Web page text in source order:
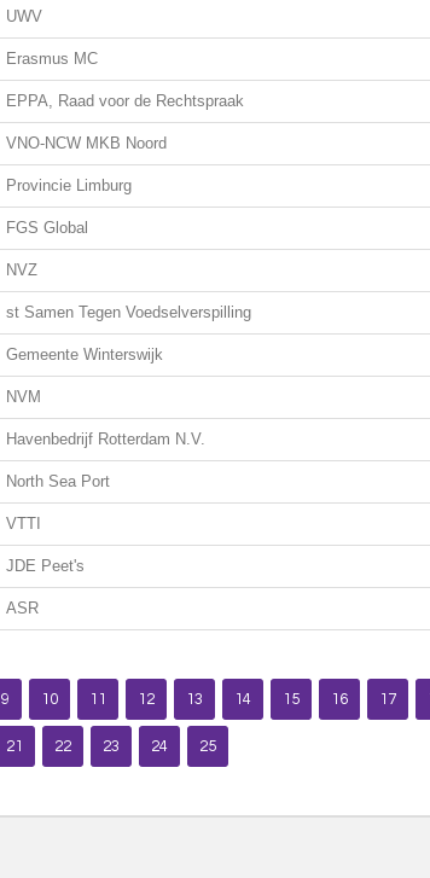
UWV
Erasmus MC
EPPA, Raad voor de Rechtspraak
VNO-NCW MKB Noord
Provincie Limburg
FGS Global
NVZ
st Samen Tegen Voedselverspilling
Gemeente Winterswijk
NVM
Havenbedrijf Rotterdam N.V.
North Sea Port
VTTI
JDE Peet's
ASR
9 10 11 12 13 14 15 16 17
21 22 23 24 25